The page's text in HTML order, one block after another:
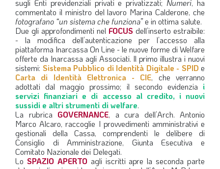
sugli Enti previdenziali privati e privatizzati; Numeri, ha
commentato il ministro del lavoro Marina Calderone, che
fotografano “un sistema che funziona”e in ottima salute.
Due gli approfondimenti nel FOCUS dell’inserto estraibile:
- la modifica dell’autenticazione per l’accesso alla
piattaforma Inarcassa On Line - le nuove forme di Welfare
offerte da Inarcassa agli Associati. Il primo illustra i nuovi
sistemi: Sistema Pubblico di Identità Digitale - SPID e
Carta di Identità Elettronica - CIE, che verranno
adottati dal maggio prossimo; il secondo evidenzia i
servizi finanziari e di accesso al credito, i nuovi
sussidi e altri strumenti di welfare.
La rubrica GOVERNANCE, a cura dell’Arch. Antonio
Marco Alcaro, raccoglie I provvedimenti amministrativi e
gestionali della Cassa, comprendenti le delibere di
Consiglio di Amministrazione, Giunta Esecutiva e
Comitato Nazionale dei Delegati.
Lo SPAZIO APERTO agli iscritti apre la seconda parte